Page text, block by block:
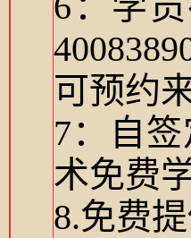
可预约
7：自
术免费
8.免费